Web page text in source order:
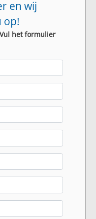
en wij
op!
het formulier